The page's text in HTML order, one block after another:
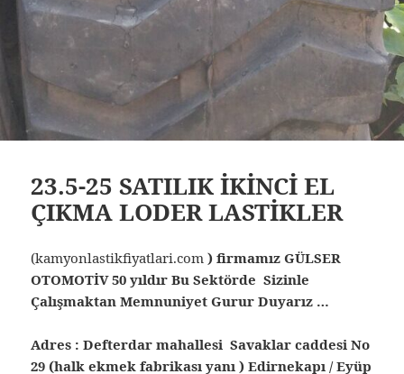
23.5-25 SATILIK İKİNCİ EL
ÇIKMA LODER LASTİKLER
(kamyonlastikfiyatlari.com ) firmamız GÜLSER
OTOMOTİV 50 yıldır Bu Sektörde Sizinle
Çalışmaktan Memnuniyet Gurur Duyarız …
Adres : Defterdar mahallesi Savaklar caddesi No
29 (halk ekmek fabrikası yanı ) Edirnekapı / Eyüp